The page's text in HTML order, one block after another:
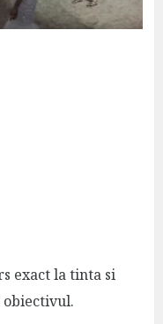
exact la tinta si